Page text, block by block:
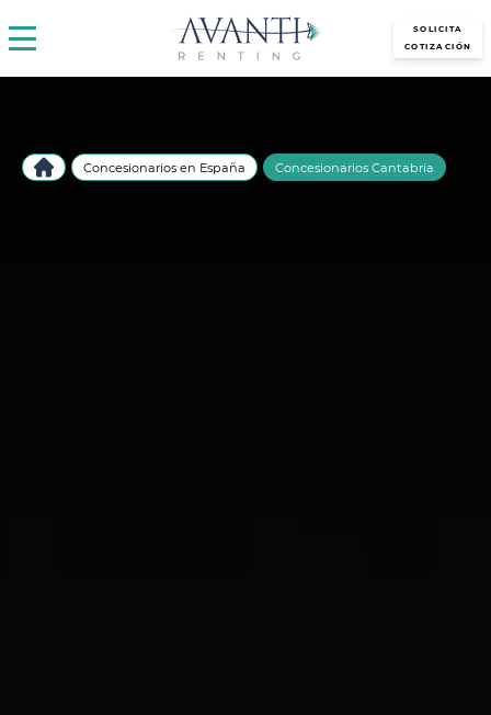
SOLICITA
COTIZACIÓN
Concesionarios en España Concesionarios Cantabria